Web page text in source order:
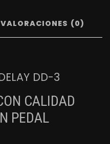
VALORACIONES (0)
DD-3
CALIDAD
PEDAL